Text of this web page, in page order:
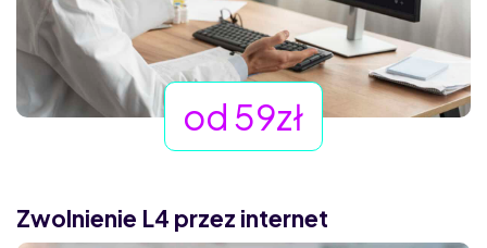
od 59zł
Zwolnienie L4 przez internet